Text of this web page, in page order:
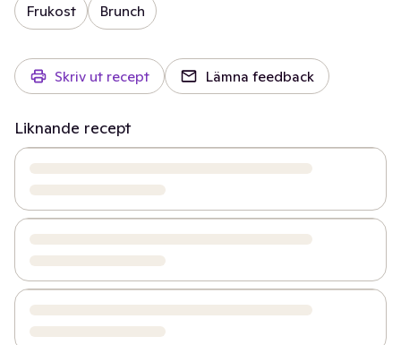
Frukost Brunch
Skriv ut recept Lämna feedback
Liknande recept